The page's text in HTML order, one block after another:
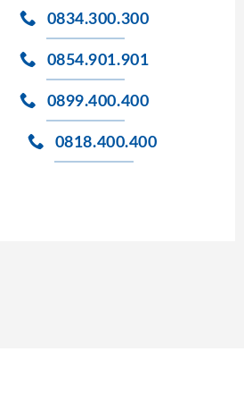
0834.300.300
0854.901.901
0899.400.400
0818.400.400